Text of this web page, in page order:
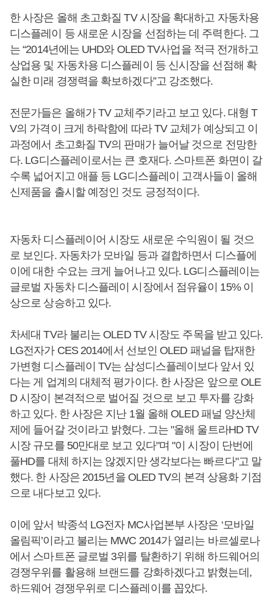
한 사장은 올해 초고화질 TV 시장을 확대하고 자동차용
디스플레이 등 새로운 시장을 선점하는 데 주력한다. 그
는 “2014년에는 UHD와 OLED TV사업을 적극 전개하고
상업용 및 자동차용 디스플레이 등 신시장을 선점해 확
실한 미래 경쟁력을 확보하겠다”고 강조했다.
전문가들은 올해가 TV 교체주기라고 보고 있다. 대형 T
V의 가격이 크게 하락함에 따라 TV 교체가 예상되고 이
과정에서 초고화질 TV의 판매가 늘어날 것으로 전망한
다. LG디스플레이로서는 큰 호재다. 스마트폰 화면이 갈
수록 넓어지고 애플 등 LG디스플레이 고객사들이 올해
신제품을 출시할 예정인 것도 긍정적이다.
자동차 디스플레이어 시장도 새로운 수익원이 될 것으
로 보인다. 자동차가 모바일 등과 결합하면서 디스플에
이에 대한 수요는 크게 늘어나고 있다. LG디스플레이는
글로벌 자동차 디스플레이 시장에서 점유율이 15% 이
상으로 상승하고 있다.
차세대 TV라 불리는 OLED TV 시장도 주목을 받고 있다.
LG전자가 CES 2014에서 선보인 OLED 패널을 탑재한
가변형 디스플레이 TV는 삼성디스플레이보다 앞서 있
다는 게 업계의 대체적 평가이다. 한 사장은 앞으로 OLE
D 시장이 본격적으로 벌어질 것으로 보고 투자를 강화
하고 있다. 한 사장은 지난 1월 올해 OLED 패널 양산체
제에 들어갈 것이라고 밝혔다. 그는 "올해 울트라HD TV
시장 규모를 50만대로 보고 있다"며 "이 시장이 단번에
풀HD를 대체 하지는 않겠지만 생각보다는 빠르다"고 말
했다. 한 사장은 2015년을 OLED TV의 본격 상용화 기점
으로 내다보고 있다.
이에 앞서 박종석 LG전자 MC사업본부 사장은 ‘모바일
올림픽’이라고 불리는 MWC 2014가 열리는 바르셀로나
에서 스마트폰 글로벌 3위를 탈환하기 위해 하드웨어의
경쟁우위를 활용해 브랜드를 강화하겠다고 밝혔는데,
하드웨어 경쟁우위로 디스플레이를 꼽았다.